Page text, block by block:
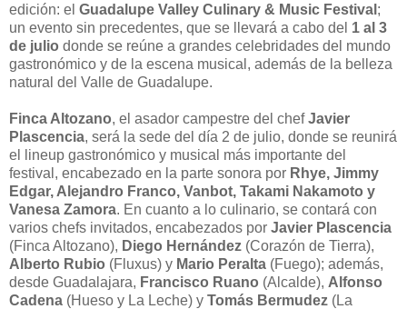
edición: el Guadalupe Valley Culinary & Music Festival ;
un evento sin precedentes, que se llevará a cabo del 1 al 3
de julio donde se reúne a grandes celebridades del mundo
gastronómico y de la escena musical, además de la belleza
natural del Valle de Guadalupe.
Finca Altozano, el asador campestre del chefJavier
Plascencia, será la sede del día 2 de julio, donde se reunirá
el lineup gastronómico y musical más importante del
festival, encabezado en la parte sonora por Rhye, Jimmy
Edgar, Alejandro Franco, Vanbot, Takami Nakamoto y
Vanesa Zamora. En cuanto a lo culinario, se contará con
varios chefs invitados, encabezados por Javier Plascencia
(Finca Altozano), Diego Hernández (Corazón de Tierra),
Alberto Rubio (Fluxus) y Mario Peralta (Fuego); además,
desde Guadalajara, Francisco Ruano (Alcalde), Alfonso
Cadena (Hueso y La Leche) y Tomás Bermudez (La